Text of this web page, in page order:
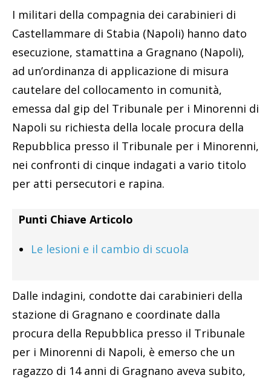
I militari della compagnia dei carabinieri di
Castellammare di Stabia (Napoli) hanno dato
esecuzione, stamattina a Gragnano (Napoli),
ad un’ordinanza di applicazione di misura
cautelare del collocamento in comunità,
emessa dal gip del Tribunale per i Minorenni di
Napoli su richiesta della locale procura della
Repubblica presso il Tribunale per i Minorenni,
nei confronti di cinque indagati a vario titolo
per atti persecutori e rapina.
Punti Chiave Articolo
Le lesioni e il cambio di scuola
Dalle indagini, condotte dai carabinieri della
stazione di Gragnano e coordinate dalla
procura della Repubblica presso il Tribunale
per i Minorenni di Napoli, è emerso che un
ragazzo di 14 anni di Gragnano aveva subito,